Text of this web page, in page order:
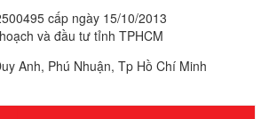
cấp ngày 15/10/2013
và đầu tư tỉnh TPHCM
Anh, Phú Nhuận, Tp Hồ Chí Minh